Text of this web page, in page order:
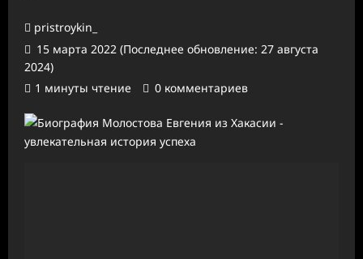
pristroykin_
15 марта 2022 (Последнее обновление: 27 августа
2024)
1 минуты чтение
0 комментариев